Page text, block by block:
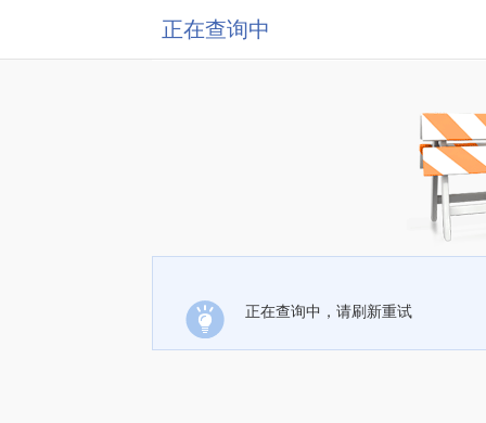
正在查询中
正在查询中，请刷新重试